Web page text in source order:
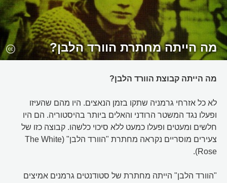
מה הייתה מחתרת הוורד הלבן?
מה הייתה קבוצת הוורד הלבן?
לא כל אזרחי גרמניה שתקו בזמן הנאצים. היו מהם שהעיזו
ופעלו נגד המשטר הרודני והאלים ביותר בהיסטוריה. הם היו
חלשים ומעטים ופעלו כמעט ללא סיכוי כלשהו. קבוצה כזו של
צעירים מוסריים נקראה מחתרת "הוורד הלבן" (The White
Rose).
"הוורד הלבן" הייתה מחתרת של סטודנטים גרמנים אמיצים